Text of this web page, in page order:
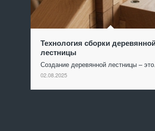
Технология сборки
лестницы
Создание деревянной лестницы –
02.08.2025